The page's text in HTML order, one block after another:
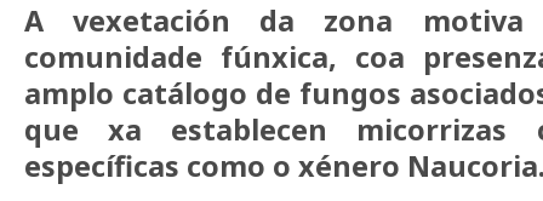
A vexetación da zona
comunidade fúnxica, coa
amplo catálogo de fungos
que xa establecen micorrizas
específicas como o xénero